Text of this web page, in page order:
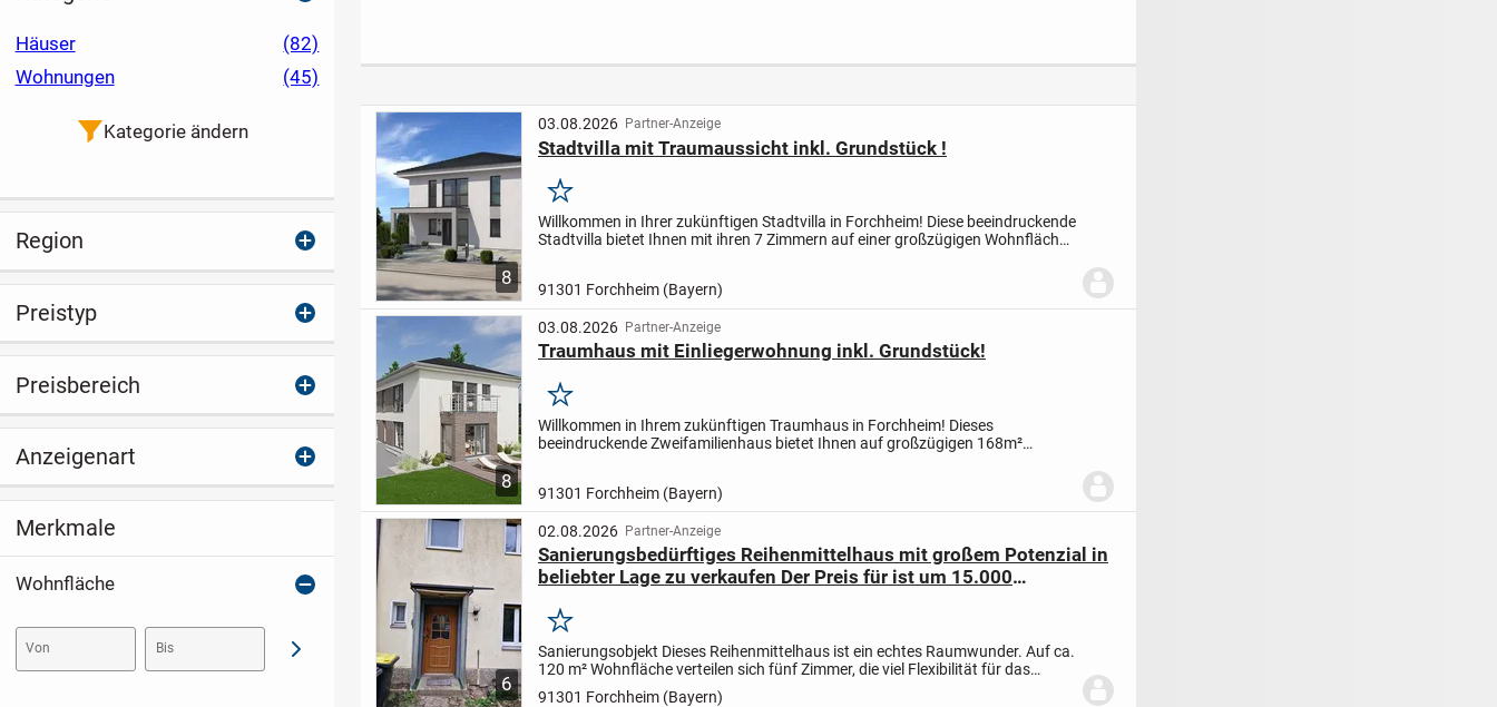
am Ammersee -
8
03.08.2026 Partner-Anzeige
Stadtvilla mit Traumaussicht inkl. Grundstück !
Merken
Willkommen in Ihrer zukünftigen Stadtvilla in Forchheim! Diese beeindruckende
Stadtvilla bietet Ihnen mit ihren 7 Zimmern auf einer großzügigen Wohnfläche
91301 Forchheim (Bayern)
8
03.08.2026 Partner-Anzeige
Traumhaus mit Einliegerwohnung inkl. Grundstück!
Merken
Willkommen in Ihrem zukünftigen Traumhaus in Forchheim! Dieses
beeindruckende Zweifamilienhaus bietet Ihnen auf großzügigen 168m²
91301 Forchheim (Bayern)
6
02.08.2026 Partner-Anzeige
Sanierungsbedürftiges Reihenmittelhaus mit großem Potenzial in
beliebter Lage zu verkaufen Der Preis für ist um 15.000
Merken
Sanierungsobjekt Dieses Reihenmittelhaus ist ein echtes Raumwunder. Auf ca.
120 m² Wohnfläche verteilen sich fünf Zimmer, die viel Flexibilität für das
Familienleben bieten. Ob Kinderzimmer,...
91301 Forchheim (Bayern)
Häuser
(82)
Wohnungen
(45)
Kategorie ändern
Region
Preistyp
Preisbereich
Anzeigenart
Merkmale
Wohnfläche
Von Bis Abschicken